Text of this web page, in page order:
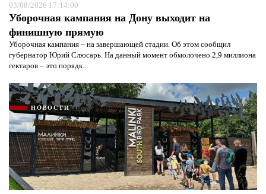
03/08/2026 17:14:00
Уборочная кампания на Дону выходит на
финишную прямую
Уборочная кампания – на завершающей стадии. Об этом сообщил
губернатор Юрий Слюсарь. На данный момент обмолочено 2,9 миллиона
гектаров – это порядк...
НОВОСТИ
Я согласен с
защиты информации*
Я согласен сполитикой конфиденциальности и